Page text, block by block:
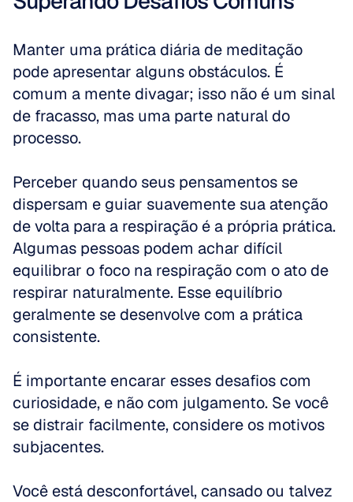
Manter uma prática diária de meditação
pode apresentar alguns obstáculos. É
comum a mente divagar; isso não é um sinal
de fracasso, mas uma parte natural do
processo.
Perceber quando seus pensamentos se
dispersam e guiar suavemente sua atenção
de volta para a respiração é a própria prática.
Algumas pessoas podem achar difícil
equilibrar o foco na respiração com o ato de
respirar naturalmente. Esse equilíbrio
geralmente se desenvolve com a prática
consistente.
É importante encarar esses desafios com
curiosidade, e não com julgamento. Se você
se distrair facilmente, considere os motivos
subjacentes.
Você está desconfortável, cansado ou talvez